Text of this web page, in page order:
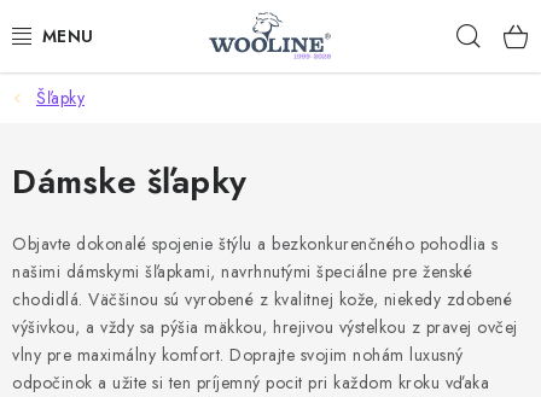
na
AKCIE
OBLEČENIE Z VLNY
DOMOV A SPANIE
SAUNA A ZDRAVIE
Šľapky
Dámske šľapky
Objavte dokonalé spojenie štýlu a bezkonkurenčného pohodlia s
našimi dámskymi šľapkami, navrhnutými špeciálne pre ženské
chodidlá. Väčšinou sú vyrobené z kvalitnej kože, niekedy zdobené
výšivkou, a vždy sa pýšia mäkkou, hrejivou výstelkou z pravej ovčej
vlny pre maximálny komfort. Doprajte svojim nohám luxusný
odpočinok a užite si ten príjemný pocit pri každom kroku vďaka